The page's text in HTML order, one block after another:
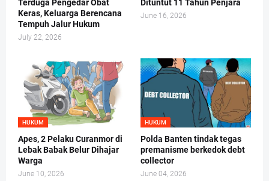
Terduga Pengedar Obat
Keras, Keluarga Berencana
Tempuh Jalur Hukum
July 22, 2026
Dituntut 11 Tahun Penjara
June 16, 2026
HUKUM
Apes, 2 Pelaku Curanmor di
Lebak Babak Belur Dihajar
Warga
June 10, 2026
HUKUM
Polda Banten tindak tegas
premanisme berkedok debt
collector
June 04, 2026